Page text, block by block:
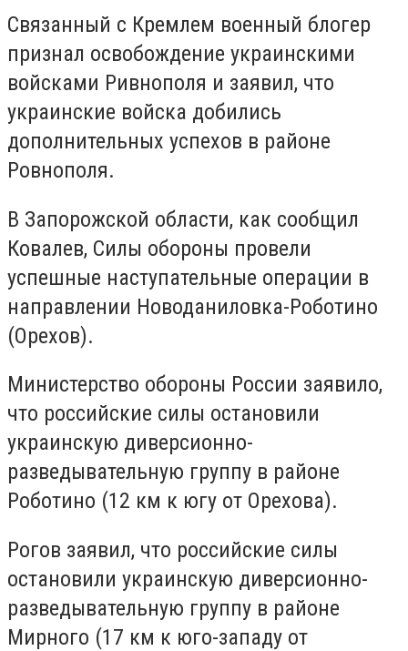
Связанный с Кремлем военный блогер
признал освобождение украинскими
войсками Ривнополя и заявил, что
украинские войска добились
дополнительных успехов в районе
Ровнополя.
В Запорожской области, как сообщил
Ковалев, Силы обороны провели
успешные наступательные операции в
направлении Новоданиловка-Роботино
(Орехов).
Министерство обороны России заявило,
что российские силы остановили
украинскую диверсионно-
разведывательную группу в районе
Роботино (12 км к югу от Орехова).
Рогов заявил, что российские силы
остановили украинскую диверсионно-
разведывательную группу в районе
Мирного (17 км к юго-западу от